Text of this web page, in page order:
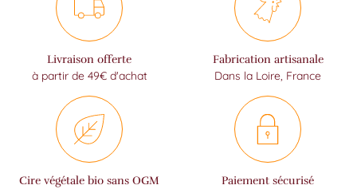
Livraison offerte
à partir de 49€ d'achat
Fabrication artisanale
Dans la Loire, France
Cire végétale bio sans OGM Paiement sécurisé